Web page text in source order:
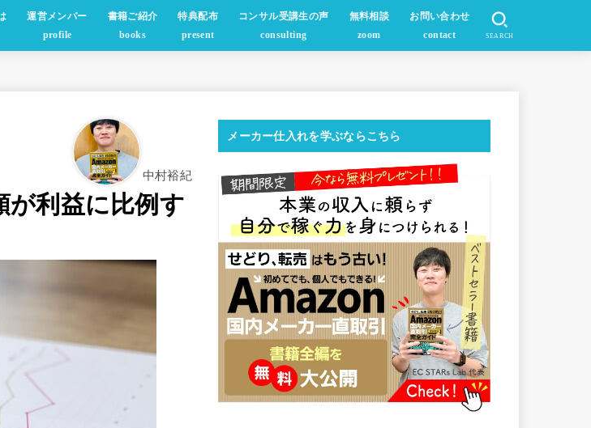
運営メンバー
profile
書籍ご紹介
books
特典配布
present
コンサル受講生の声
consulting
無料相談
zoom
お問い合わせ
contact
SEARCH
中村裕紀
が利益に比例す
メーカー仕入れを学ぶならこちら